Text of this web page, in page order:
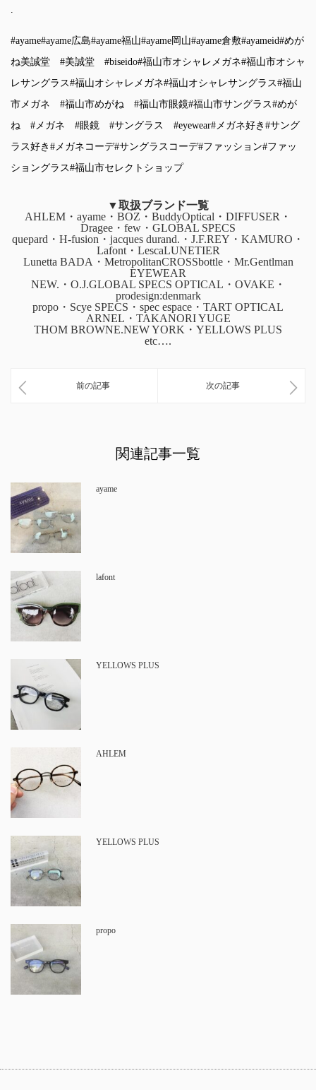
.
#ayame#ayame広島#ayame福山#ayame岡山#ayame倉敷#ayameid#めが
ね美誠堂
#美誠堂 #biseido#福山市オシャレメガネ#福山市オシャ
レサングラス#福山オシャレメガネ#福山オシャレサングラス#福山
市メガネ
#福山市めがね #福山市眼鏡#福山市サングラス#めが
ね
#メガネ #眼鏡 #サングラス #eyewear#メガネ好き #サング
ラス好き #メガネコーデ#サングラスコーデ#ファッション#ファッ
ショングラス#福山市セレクトショップ
▼取扱ブランド一覧
AHLEM・ayame・BOZ・BuddyOptical・DIFFUSER・
Dragee・few・GLOBAL SPECS
quepard・H-fusion・jacques durand.・J.F.REY・KAMURO・
Lafont・LescaLUNETIER
Lunetta BADA・MetropolitanCROSSbottle・Mr.Gentlman
EYEWEAR
NEW.・O.J.GLOBAL SPECS OPTICAL・OVAKE・
prodesign:denmark
propo・Scye SPECS・spec espace・TART OPTICAL
ARNEL・TAKANORI YUGE
THOM BROWNE.NEW YORK・YELLOWS PLUS
etc….
前の記事 次の記事
関連記事一覧
ayame
lafont
YELLOWS PLUS
AHLEM
YELLOWS PLUS
propo